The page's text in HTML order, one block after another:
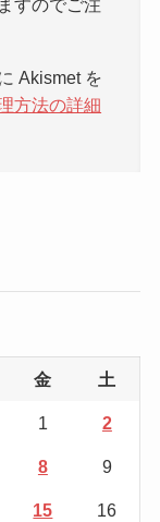
すのでご注
Akismet を
方法の詳細
金 土
1 2
8 9
15 16